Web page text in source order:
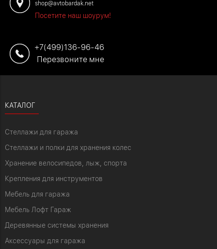
shop@avtobardak.net
Посетите наш шоурум!
+7(499)136-96-46
Перезвоните мне
КАТАЛОГ
Стеллажи для гаража
Стеллажи и полки для хранения колес
Хранение велосипедов, лыж, спорта
Крепления для инструментов
Мебель для гаража
Мебель Лофт Гараж
Деревянные системы хранения
Аксессуары для гаража